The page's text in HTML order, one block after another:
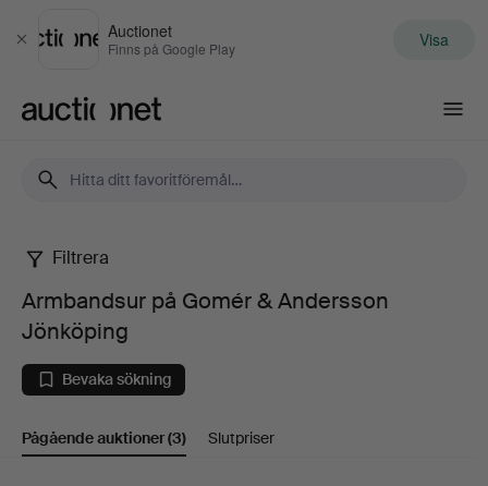
Stäng
Auctionet
Finns på Google Play Visa
Armbandsur
på
Gomér
Filtrera
Armbandsur på Gomér & Andersson
Jönköping
Bevaka sökning
Pågående auktioner(3) Slutpriser